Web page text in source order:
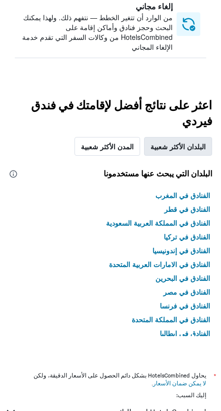
إلغاء مجاني
من الوارد أن تتغير الخطط — نتفهم ذلك. ولهذا يمكنك
البحث وحجز فنادق وأماكن إقامة على
HotelsCombined من وكالات السفر التي تقدم خدمة
الإلغاء المجاني
اعثر على نتائج أفضل لإقامتك في فندق
فيردي
البلدان الأكثر شعبية المدن الأكثر شعبية
البلدان التي يبحث عنها مستخدمونا
الفنادق في المغرب
الفنادق في قطر
الفنادق في المملكة العربية السعودية
الفنادق في تركيا
الفنادق في إندونيسيا
الفنادق في الامارات العربية المتحدة
الفنادق في البحرين
الفنادق في مصر
الفنادق في فرنسا
الفنادق في المملكة المتحدة
الفنادق في إيطاليا
*
يحاول HotelsCombined بشكل دائم الحصول على الأسعار الدقيقة، ولكن
لا يمكن ضمان الأسعار .
إليك السبب: